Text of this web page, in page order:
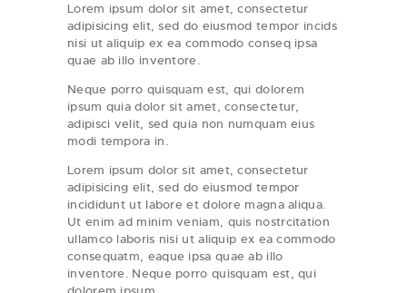
Lorem ipsum dolor sit amet, consectetur
adipisicing elit, sed do eiusmod tempor incids
nisi ut aliquip ex ea commodo conseq ipsa
quae ab illo inventore.
Neque porro quisquam est, qui dolorem
ipsum quia dolor sit amet, consectetur,
adipisci velit, sed quia non numquam eius
modi tempora in.
Lorem ipsum dolor sit amet, consectetur
adipisicing elit, sed do eiusmod tempor
incididunt ut labore et dolore magna aliqua.
Ut enim ad minim veniam, quis nostrcitation
ullamco laboris nisi ut aliquip ex ea commodo
consequatm, eaque ipsa quae ab illo
inventore. Neque porro quisquam est, qui